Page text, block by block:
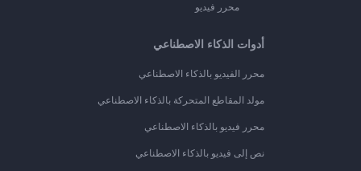
محرر فيديو
أدوات الذكاء الاصطناعي
محرر الفيديو بالذكاء الاصطناعي
مولد المقاطع المتحركة بالذكاء الاصطناعي
محرر فيديو بالذكاء الاصطناعي
نص إلى فيديو بالذكاء الاصطناعي